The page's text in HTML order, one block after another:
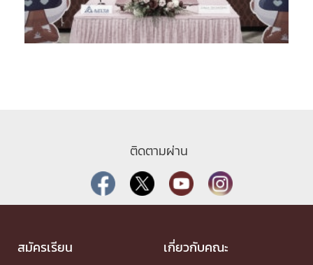
ติดตามผ่าน
สมัครเรียน เกี่ยวกับคณะ